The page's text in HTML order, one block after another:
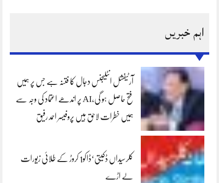
اہم خبریں
آرٹیفشل انٹلیجنس دجال کا فتنہ ہے جس پر ہمیں
فتح حاصل ہو گی،AI پر اندھے اعتماد کی وجہ سے
ہمیں خطرات لاحق ہیں پروفیسر احمد رفیق
کلرسیداں ڈکیتی‘ڈاکو1 کروڑ کے طلائی زیورات
لے اڑے